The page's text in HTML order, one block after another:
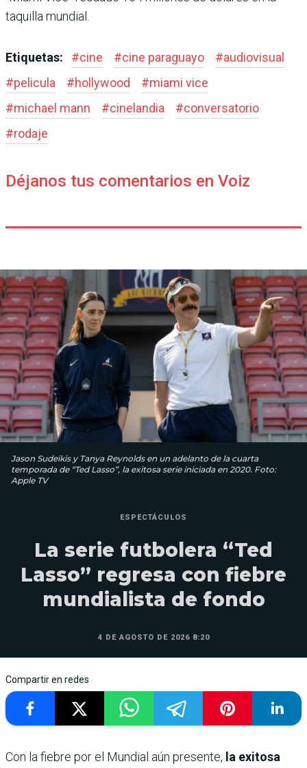
taquilla mundial.
Etiquetas: #cine #cine paraguayo #audiovisual
#pelicula #hollywood #miami vice
#michael mann #cinelandia #conversatorio
#rodaje
Déjanos tus comentarios en Voiz
Jason Sudeikis y Tanya Reynolds en un adelanto de la cuarta
temporada de “Ted Lasso”, la exitosa serie iniciada en 2020. Foto:
Apple TV
ESPECTÁCULOS
La serie futbolera “Ted
Lasso” regresa con fiebre
mundialista de fondo
4 DE AGOSTO DE 2026 8:20
Compartir en redes
Con la fiebre por el Mundial aún presente, la exitosa